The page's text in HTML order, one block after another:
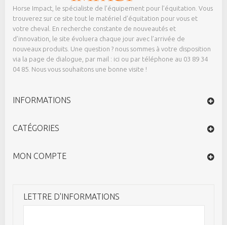
Horse Impact, le spécialiste de l’équipement pour l’équitation. Vous
trouverez sur ce site tout le matériel d’équitation pour vous et
votre cheval. En recherche constante de nouveautés et
d’innovation, le site évoluera chaque jour avec l’arrivée de
nouveaux produits. Une question ? nous sommes à votre disposition
via la page de dialogue, par mail : ici ou par téléphone au 03 89 34
04 85. Nous vous souhaitons une bonne visite !
INFORMATIONS
CATÉGORIES
MON COMPTE
LETTRE D'INFORMATIONS